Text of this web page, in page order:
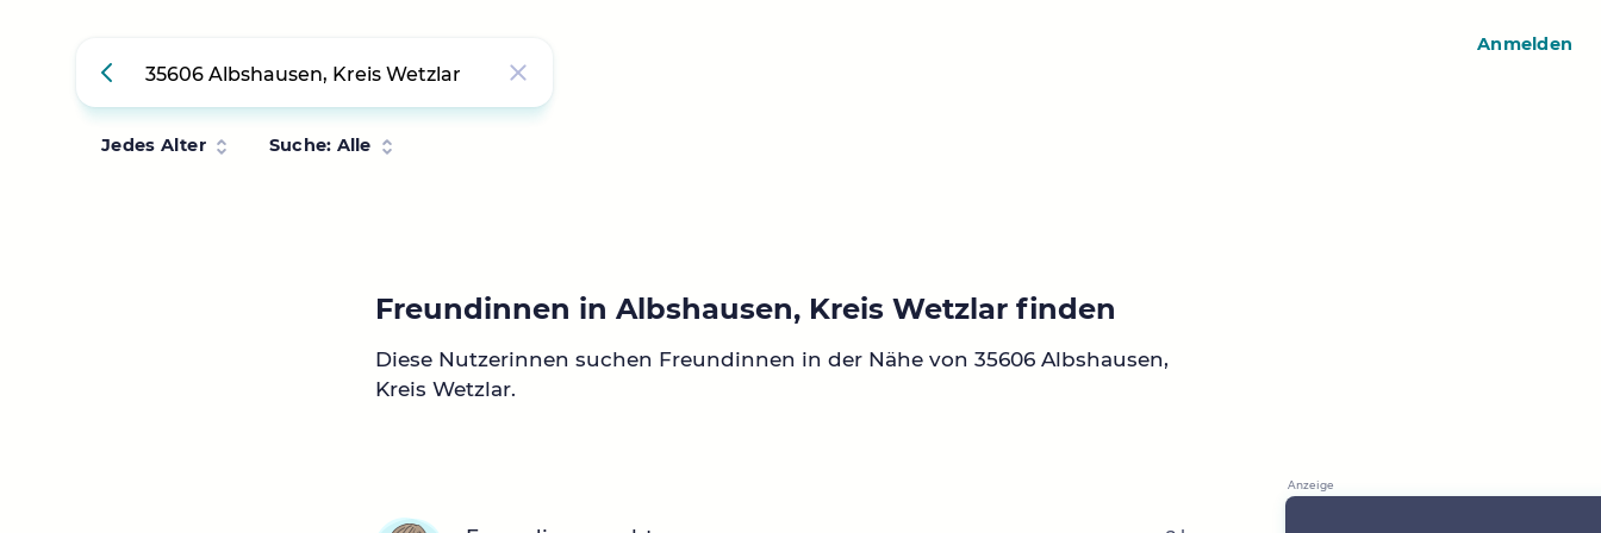
Jedes Alter Suche: Alle
Freundinnen in Albshausen, Kreis Wetzlar finden
Diese Nutzerinnen suchen Freundinnen in der Nähe von 35606 Albshausen,
Kreis Wetzlar.
Anmelden